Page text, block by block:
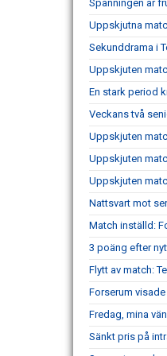
Spänningen är
Uppskjutna
Sekunddrama i
Uppskjuten
En stark period
Veckans två
Uppskjuten
Uppskjuten
Uppskjuten
Nattsvart mot
Match inställd:
3 poäng efter
Flytt av match:
Forserum
Fredag, mina
Sänkt pris på